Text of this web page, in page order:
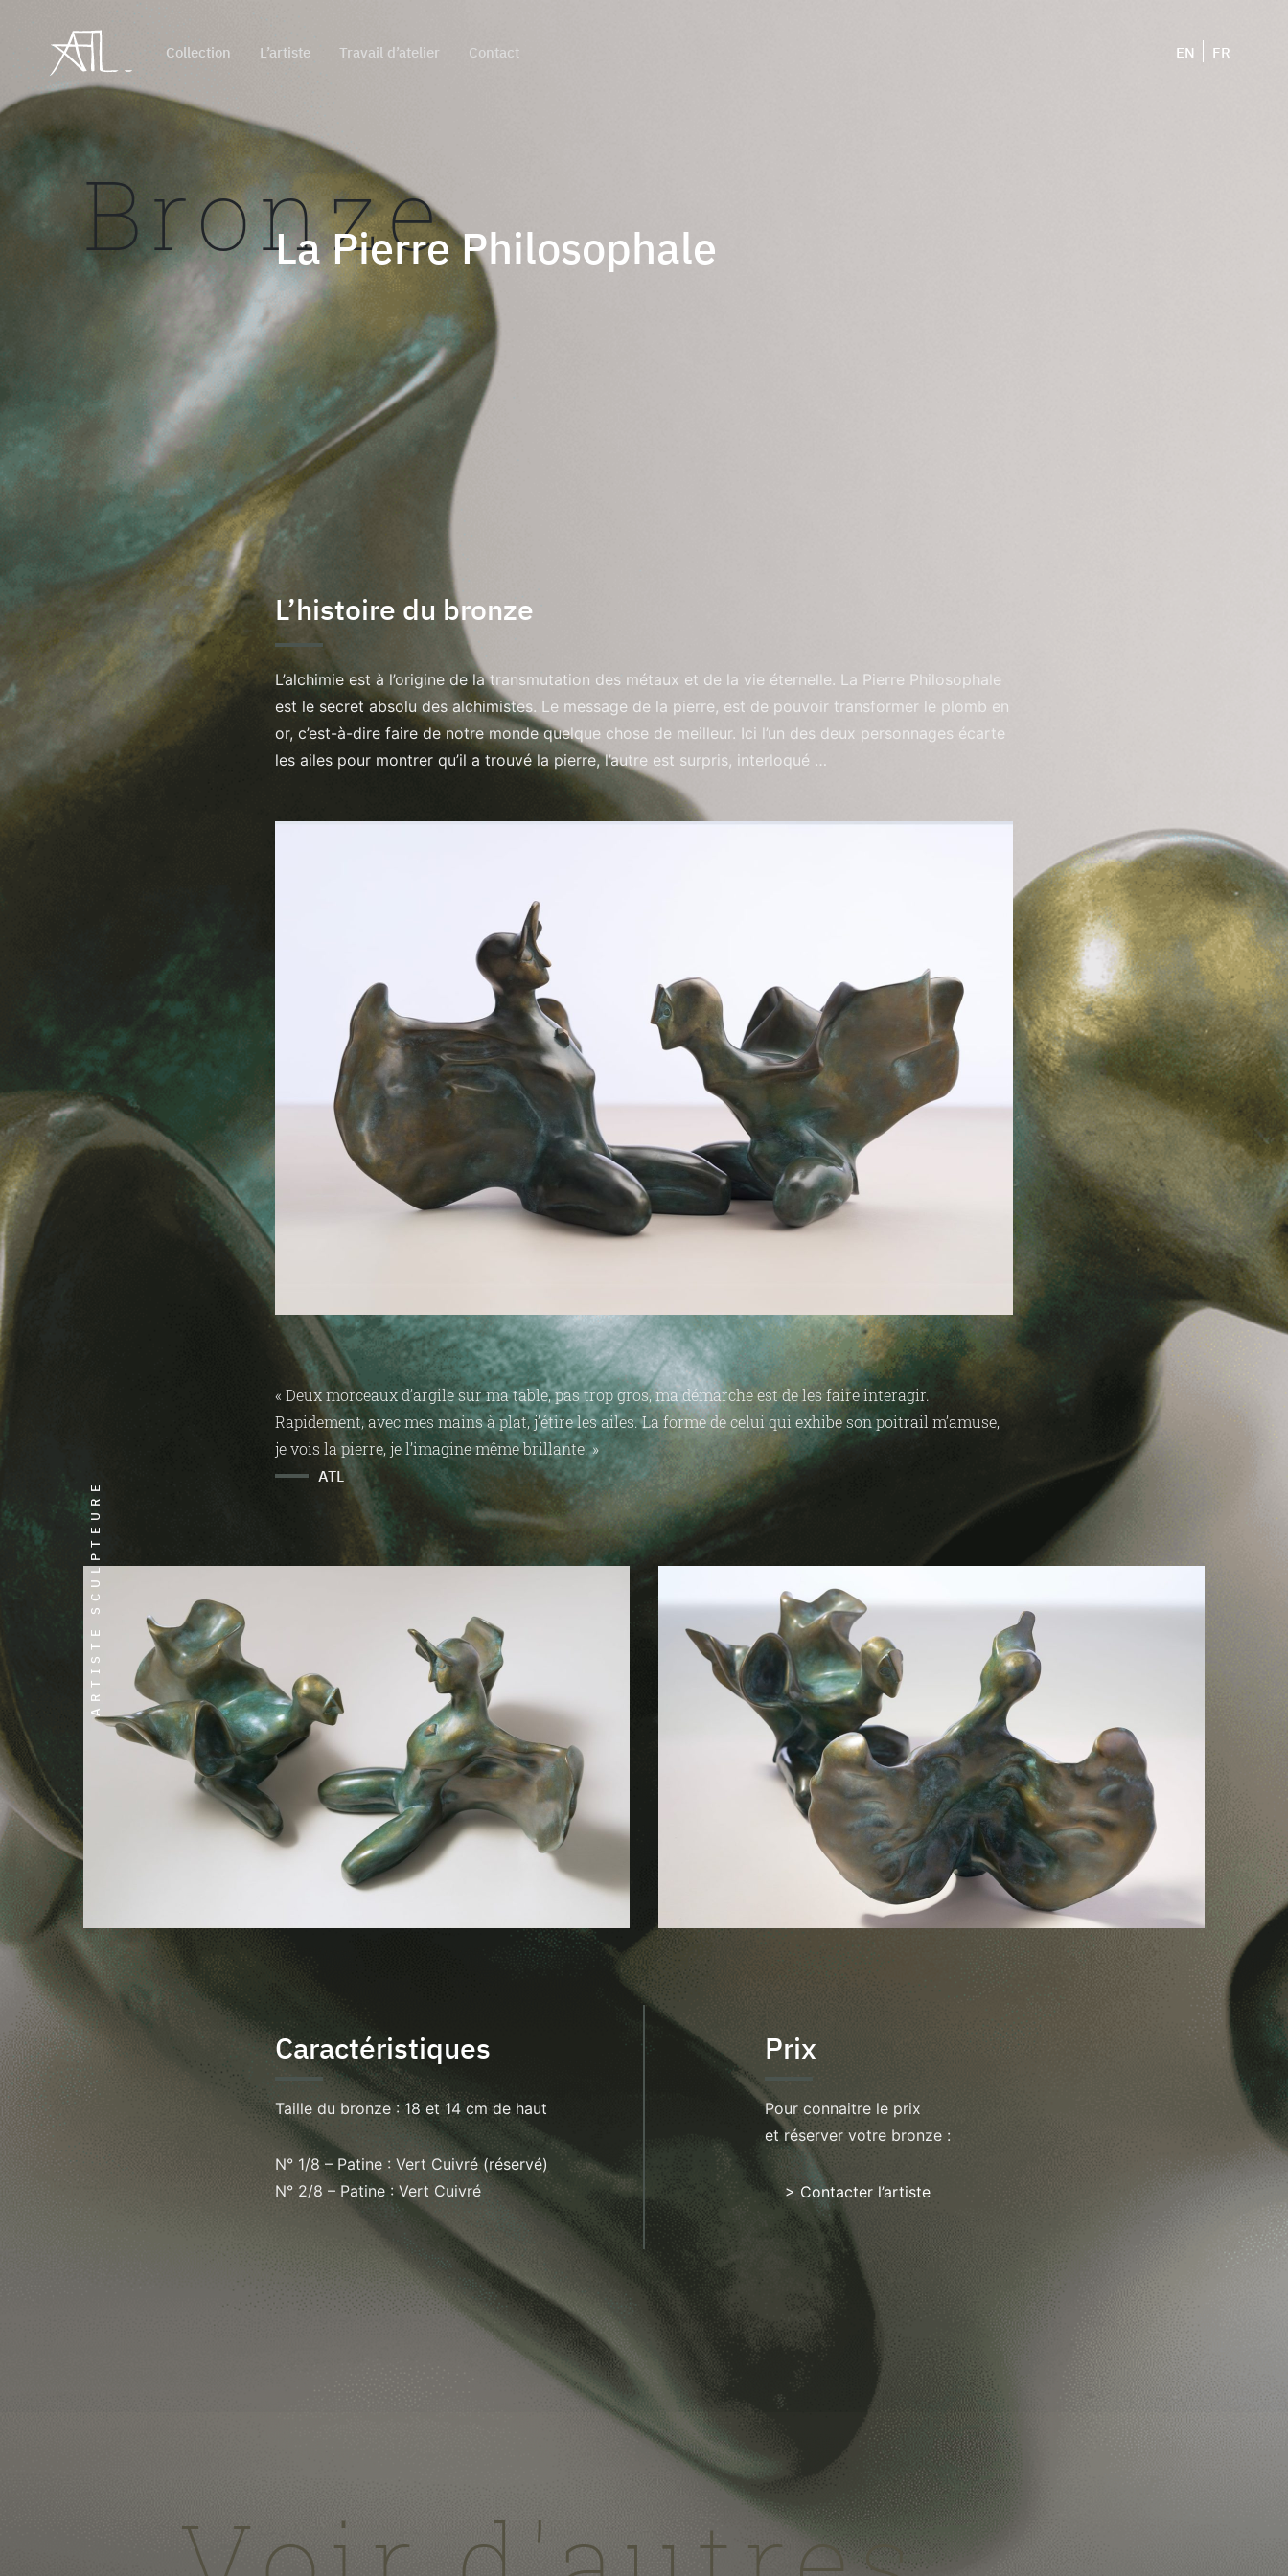
ARTISTE SCULPTEURE
EN FR
Collection L’artiste Travail d’atelier Contact
BronzeLa Pierre Philosophale
L’histoire du bronze
L’alchimie est à l’origine de la transmutation des métaux et de la vie éternelle. La Pierre Philosophale
est le secret absolu des alchimistes. Le message de la pierre, est de pouvoir transformer le plomb en
or, c’est-à-dire faire de notre monde quelque chose de meilleur. Ici l’un des deux personnages écarte
les ailes pour montrer qu’il a trouvé la pierre, l’autre est surpris, interloqué …
« Deux morceaux d’argile sur ma table, pas trop gros, ma démarche est de les faire interagir.
Rapidement, avec mes mains à plat, j’étire les ailes. La forme de celui qui exhibe son poitrail m’amuse,
je vois la pierre, je l’imagine même brillante. »
ATL
Caractéristiques
Taille du bronze : 18 et 14 cm de haut
N° 1/8 – Patine : Vert Cuivré (réservé)
N° 2/8 – Patine : Vert Cuivré
Prix
Pour connaitre le prix
et réserver votre bronze :
> Contacter l’artiste